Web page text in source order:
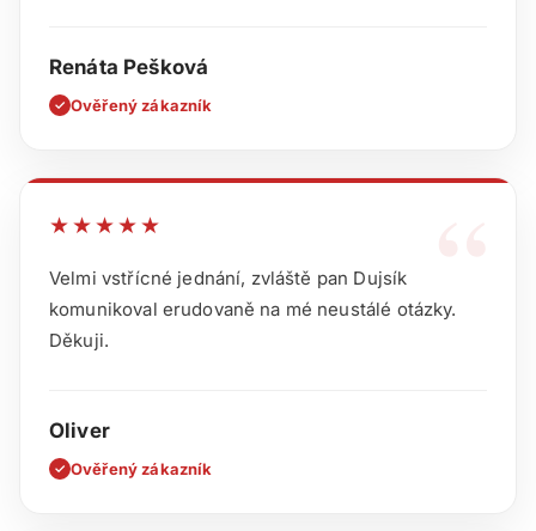
Renáta Pešková
✓ Ověřený zákazník
★★★★★
Velmi vstřícné jednání, zvláště pan Dujsík
komunikoval erudovaně na mé neustálé otázky.
Děkuji.
Oliver
✓ Ověřený zákazník